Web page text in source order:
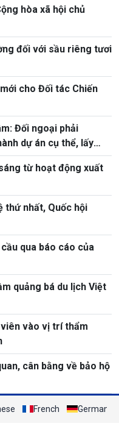
hòa xã hội chủ
đối với sầu riêng tươi
cho Đối tác Chiến
Đối ngoại phải
dự án cụ thể, lấy
từ hoạt động xuất
thứ nhất, Quốc hội
qua báo cáo của
quảng bá du lịch Việt
vào vị trí thẩm
bằng về bảo hộ
French German